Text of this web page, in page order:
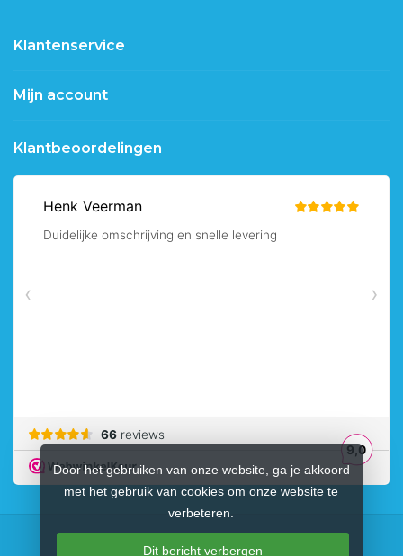
Klantenservice
Mijn account
Klantbeoordelingen
Door het gebruiken van onze website, ga je akkoord
met het gebruik van cookies om onze website te
verbeteren.
Dit bericht verbergen